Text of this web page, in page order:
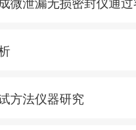
方法仪器研究